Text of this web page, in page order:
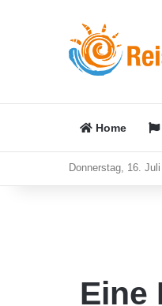
Home
Donnerstag, 16.
Eine